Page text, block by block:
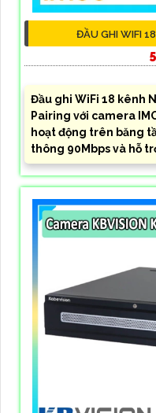
ĐẦU GHI WIFI
Đầu ghi WiFi 18 kênh
Pairing với camera
hoạt động trên băng
thông 90Mbps và hỗ